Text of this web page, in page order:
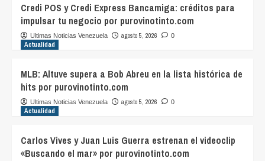
Credi POS y Credi Express Bancamiga: créditos para
impulsar tu negocio por purovinotinto.com
Ultimas Noticias Venezuela agosto 5, 2026 0
Actualidad
MLB: Altuve supera a Bob Abreu en la lista histórica de
hits por purovinotinto.com
Ultimas Noticias Venezuela agosto 5, 2026 0
Actualidad
Carlos Vives y Juan Luis Guerra estrenan el videoclip
«Buscando el mar» por purovinotinto.com